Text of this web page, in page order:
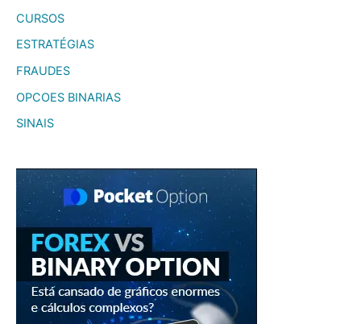
CURSOS
ESTRATÉGIAS
FRAUDES
OPCOES BINARIAS
SINAIS